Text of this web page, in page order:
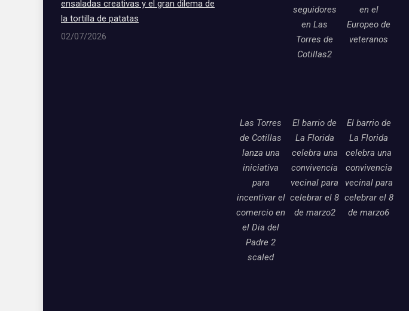
ensaladas creativas y el gran dilema de
la tortilla de patatas
02/07/2026
seguidores
en Las
Torres de
Cotillas2
en el
Europeo de
veteranos
Las Torres
de Cotillas
lanza una
iniciativa
para
incentivar el
comercio en
el Dia del
Padre 2
scaled
El barrio de
La Florida
celebra una
convivencia
vecinal para
celebrar el 8
de marzo2
El barrio de
La Florida
celebra una
convivencia
vecinal para
celebrar el 8
de marzo6